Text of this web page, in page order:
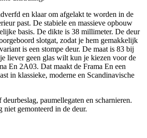
en klaar om afgelakt te worden in de
past. De stabiele en massieve opbouw
basis. De dikte is 38 millimeter. De deur
slotgat, zodat je hem gemakkelijk
is een stompe deur. De maat is 83 bij
liever geen glas wilt kun je kiezen voor de
En 2A03. Dat maakt de Frama En een
in klassieke, moderne en Scandinavische
paumellegaten en scharnieren.
gemonteerd in de deur.